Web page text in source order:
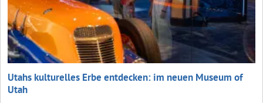
Utahs kulturelles Erbe entdecken: im neuen Museum of
Utah